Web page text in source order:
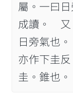
屬。一曰日
成讀。 又
日旁氣也。
亦作下圭
圭。錐也。